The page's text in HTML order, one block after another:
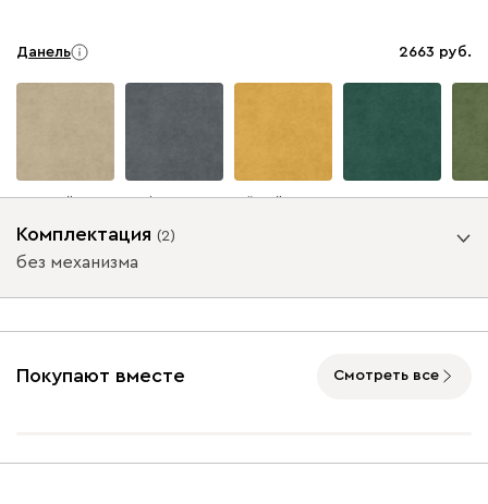
Данель 2663
Бежевый Графит Жёлтый Изумруд
Комплектация (2)
без механизма
Покупают вместе Смотреть все